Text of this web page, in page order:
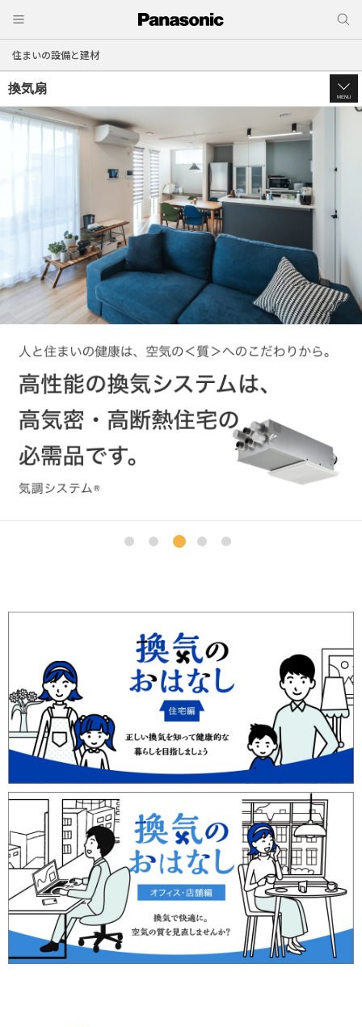
住まいの設備と建材
換気扇
MENU